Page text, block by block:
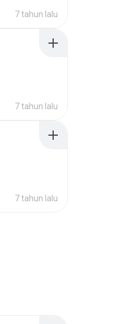
7 tahun lalu
7 tahun lalu
7 tahun lalu